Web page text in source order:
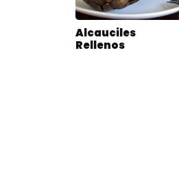
Alcauciles
Rellenos